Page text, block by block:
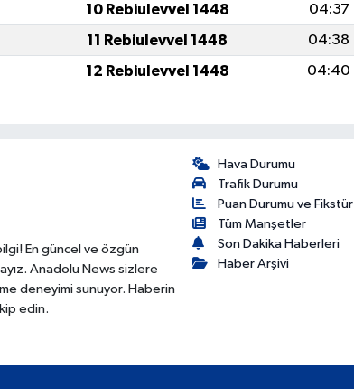
10 Rebiulevvel 1448 04:37
11 Rebiulevvel 1448 04:38
12 Rebiulevvel 1448 04:40
En güncel ve özgün
Anadolu News sizlere
deneyimi sunuyor. Haberin
edin.
Hava Durumu
Trafik Durumu
Puan Durumu ve Fikstür
Tüm Manşetler
Son Dakika Haberleri
Haber Arşivi